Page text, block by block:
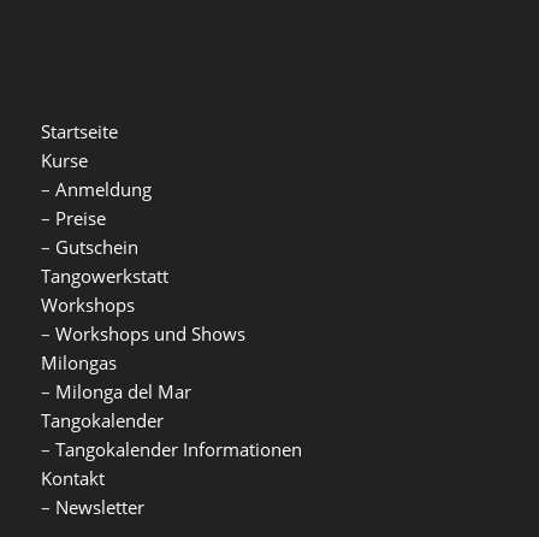
Startseite
Kurse
– Anmeldung
– Preise
– Gutschein
Tangowerkstatt
Workshops
– Workshops und Shows
Milongas
– Milonga del Mar
Tangokalender
– Tangokalender Informationen
Kontakt
– Newsletter